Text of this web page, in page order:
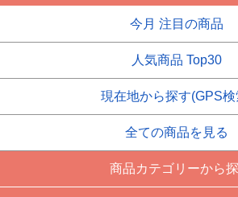
今月 注目の商品
人気商品 Top30
現在地から探す(GPS検
全ての商品を見る
商品カテゴリーから